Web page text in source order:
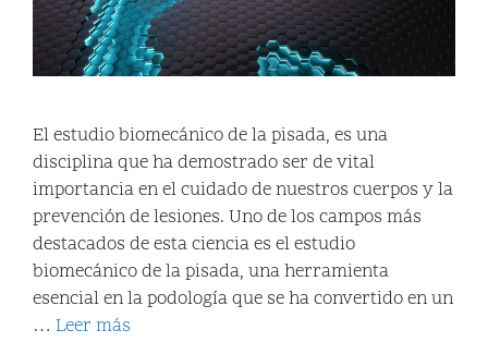
El estudio biomecánico de la pisada, es una
disciplina que ha demostrado ser de vital
importancia en el cuidado de nuestros cuerpos y la
prevención de lesiones. Uno de los campos más
destacados de esta ciencia es el estudio
biomecánico de la pisada, una herramienta
esencial en la podología que se ha convertido en un
… Leer más